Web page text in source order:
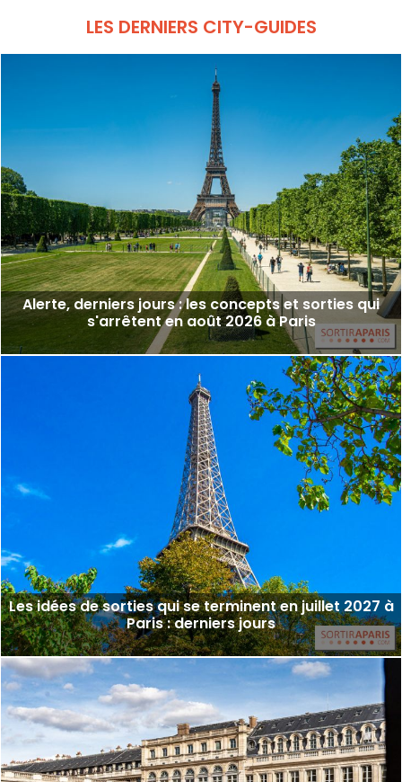
LES DERNIERS CITY-GUIDES
Alerte, derniers jours : les concepts et sorties qui
s'arrêtent en août 2026 à Paris
Les idées de sorties qui se terminent en juillet 2027 à
Paris : derniers jours